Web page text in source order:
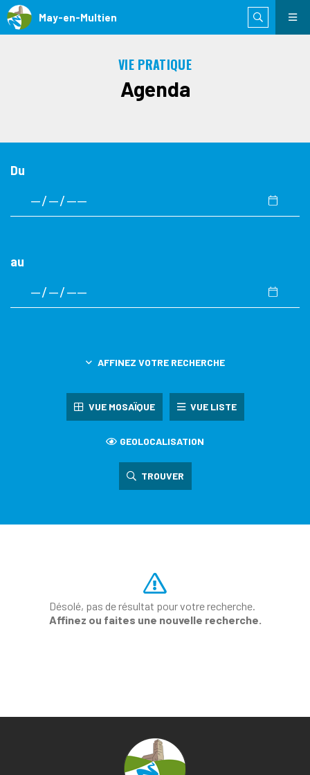
May-en-Multien
VIE PRATIQUE
Agenda
Du
au
AFFINEZ VOTRE RECHERCHE
VUE MOSAÏQUE VUE LISTE
GEOLOCALISATION
TROUVER
Désolé, pas de résultat pour votre recherche.
Affinez ou faites une nouvelle recherche.